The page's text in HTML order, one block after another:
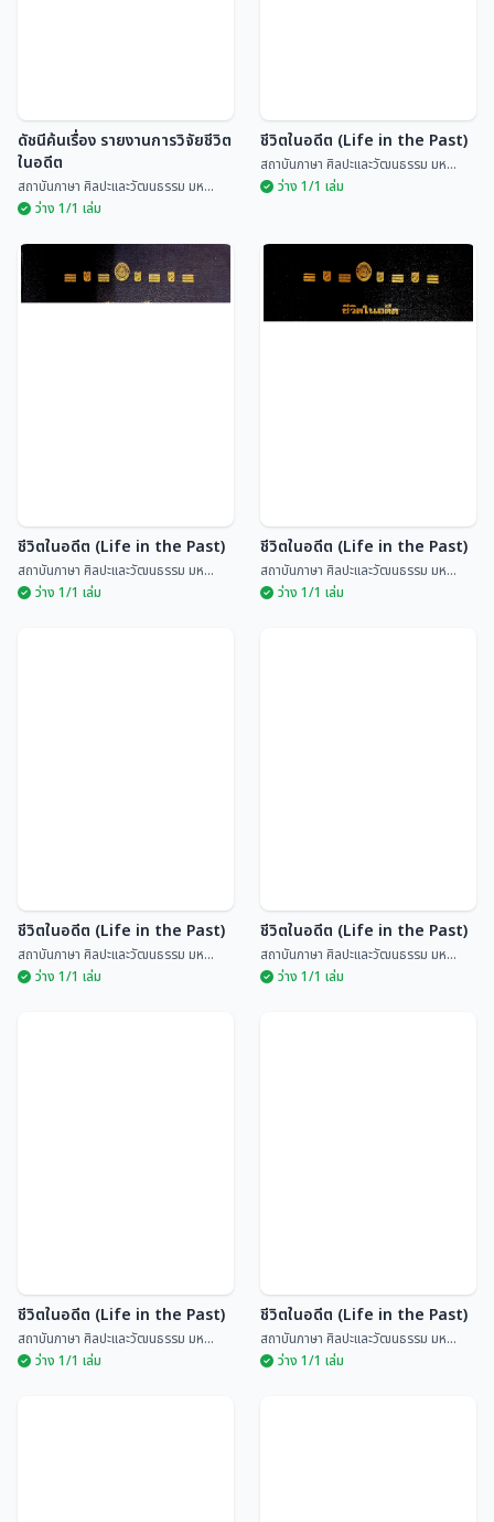
ดัชนีค้นเรื่อง รายงานการวิจัยชีวิต
ในอดีต
สถาบันภาษา ศิลปะและวัฒนธรรม มห...
ว่าง 1/1 เล่ม
ชีวิตในอดีต (Life in the Past)
สถาบันภาษา ศิลปะและวัฒนธรรม มห...
ว่าง 1/1 เล่ม
ชีวิตในอดีต (Life in the Past)
สถาบันภาษา ศิลปะและวัฒนธรรม มห...
ว่าง 1/1 เล่ม
ชีวิตในอดีต (Life in the Past)
สถาบันภาษา ศิลปะและวัฒนธรรม มห...
ว่าง 1/1 เล่ม
ชีวิตในอดีต (Life in the Past)
สถาบันภาษา ศิลปะและวัฒนธรรม มห...
ว่าง 1/1 เล่ม
ชีวิตในอดีต (Life in the Past)
สถาบันภาษา ศิลปะและวัฒนธรรม มห...
ว่าง 1/1 เล่ม
ชีวิตในอดีต (Life in the Past)
สถาบันภาษา ศิลปะและวัฒนธรรม มห...
ว่าง 1/1 เล่ม
ชีวิตในอดีต (Life in the Past)
สถาบันภาษา ศิลปะและวัฒนธรรม มห...
ว่าง 1/1 เล่ม